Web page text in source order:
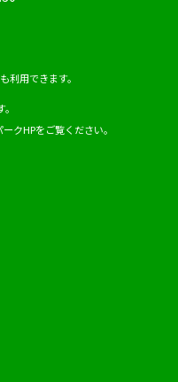
利用できます。
ークHPをご覧ください。